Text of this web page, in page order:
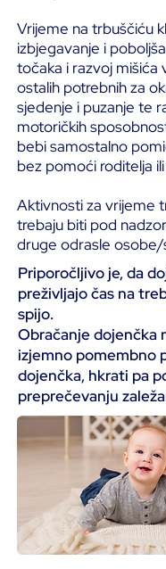
Vrijeme na trbuščiću
izbjegavanje i
točaka i razvoj mišića
ostalih potrebnih za
sjedenje i puzanje te
motoričkih
bebi samostalno
bez pomoći roditelja
Aktivnosti za vrijeme
trebaju biti pod
druge odrasle osobe/
Priporočljivo je, da
preživljajo čas na
spijo.
Obračanje dojenčka
izjemno pomembno
dojenčka, hkrati pa
preprečevanju